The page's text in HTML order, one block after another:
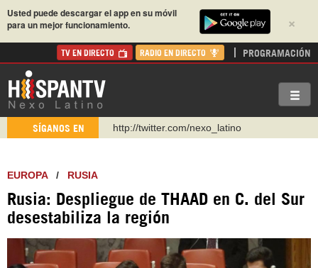
×
Usted puede descargar el app en su móvil
para un mejor funcionamiento.
TV EN DIRECTO RADIO EN DIRECTO PROGRAMACIÓN
SÍGANOS EN
https://t.me/hispantvcanal
Instagram como: hispan_tv
https://www.facebook.com/Nexolatino.Canal
http://twitter.com/nexo_latino
EUROPA/ RUSIA
Rusia: Despliegue de THAAD en C. del Sur
desestabiliza la región